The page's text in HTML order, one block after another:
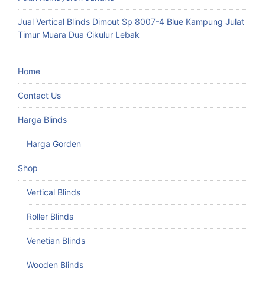
Jual Vertical Blinds Dimout Sp 8007-4 Blue Kampung Julat
Timur Muara Dua Cikulur Lebak
Home
Contact Us
Harga Blinds
Harga Gorden
Shop
Vertical Blinds
Roller Blinds
Venetian Blinds
Wooden Blinds